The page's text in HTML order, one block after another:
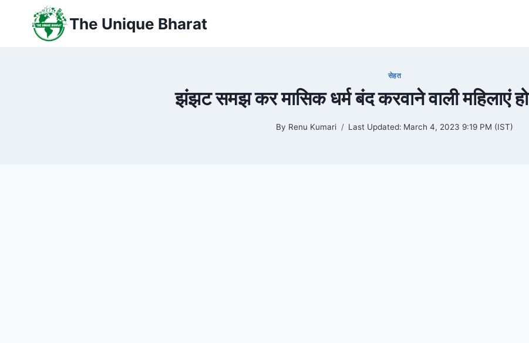
The Unique Bharat
सेहत
झंझट समझ कर मासिक धर्म बंद करवाने वाली महिलाएं
By Renu Kumari Last Updated: March 4, 2023 9:19 PM (IST)